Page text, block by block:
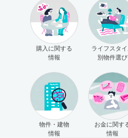
購入に関する
情報
ライフスタ
別物件選び
物件・建物
情報
お金に関す
情報